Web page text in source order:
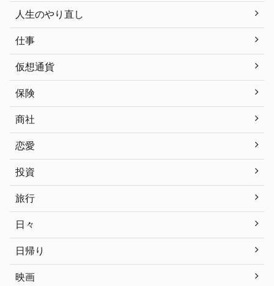
人生のやり直し
仕事
仮想通貨
保険
商社
恋愛
投資
旅行
日々
日帰り
映画